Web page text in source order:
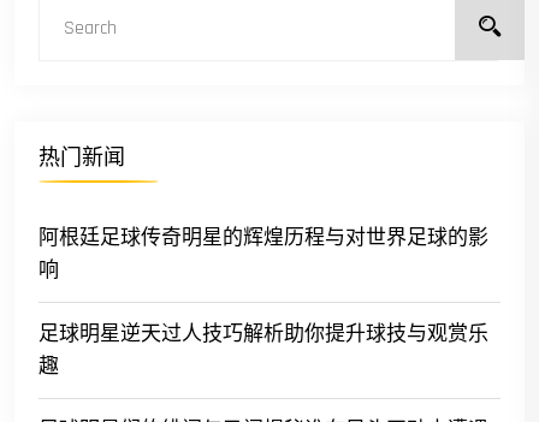
热门新闻
阿根廷足球传奇明星的辉煌历程与对世界足球的影
响
足球明星逆天过人技巧解析助你提升球技与观赏乐
趣